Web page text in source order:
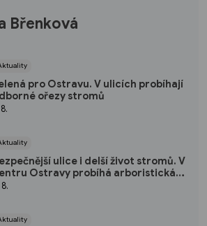
Břenková
pro Ostravu. V ulicích probíhají
ořezy stromů
ulice i delší život stromů. V
Ostravy probíhá arboristická